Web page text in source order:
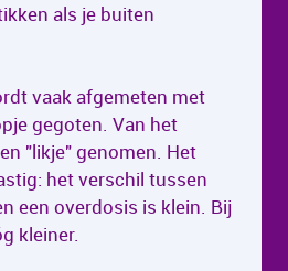
als je buiten
vaak afgemeten met
gegoten. Van het
"likje" genomen. Het
het verschil tussen
een overdosis is klein. Bij
kleiner.